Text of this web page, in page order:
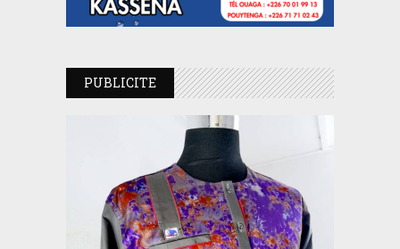
PUBLICITE